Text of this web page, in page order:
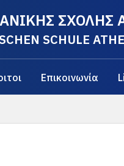
ΣΧΟΛΗΣ
SCHULE
Επικοινωνία